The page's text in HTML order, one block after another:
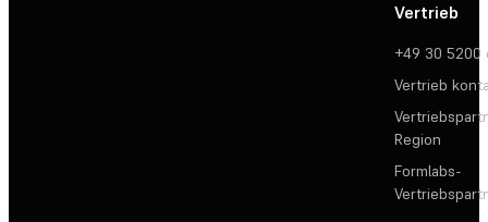
Vertrieb
+49 30 5200
Vertrieb
Region
Formlabs-